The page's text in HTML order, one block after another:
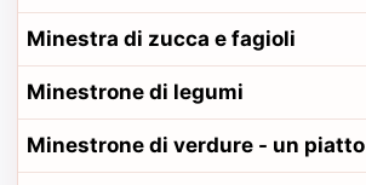
Minestra di zucca e fagioli
Minestrone di legumi
Minestrone di verdure - un piatto